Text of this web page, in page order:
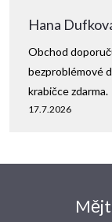
Hana
17.7.2026
Obchod
bezproblémové
krabičce zdarma.